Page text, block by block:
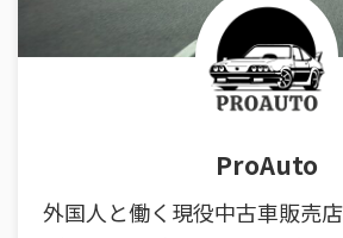
ProAuto
外国人と働く現役中古車販売